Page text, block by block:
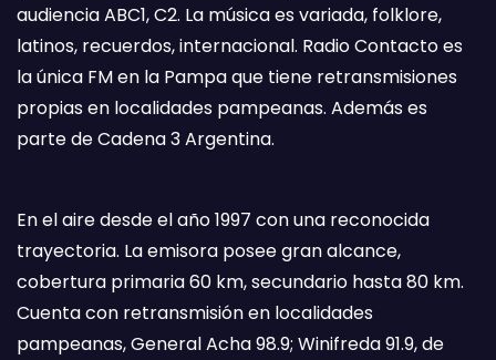
audiencia ABC1, C2. La música es variada, folklore,
latinos, recuerdos, internacional. Radio Contacto es
la única FM en la Pampa que tiene retransmisiones
propias en localidades pampeanas. Además es
parte de Cadena 3 Argentina.
En el aire desde el año 1997 con una reconocida
trayectoria. La emisora posee gran alcance,
cobertura primaria 60 km, secundario hasta 80 km.
Cuenta con retransmisión en localidades
pampeanas, General Acha 98.9; Winifreda 91.9, de